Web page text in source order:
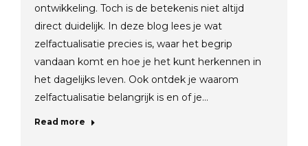
ontwikkeling. Toch is de betekenis niet altijd
direct duidelijk. In deze blog lees je wat
zelfactualisatie precies is, waar het begrip
vandaan komt en hoe je het kunt herkennen in
het dagelijks leven. Ook ontdek je waarom
zelfactualisatie belangrijk is en of je…
Read more